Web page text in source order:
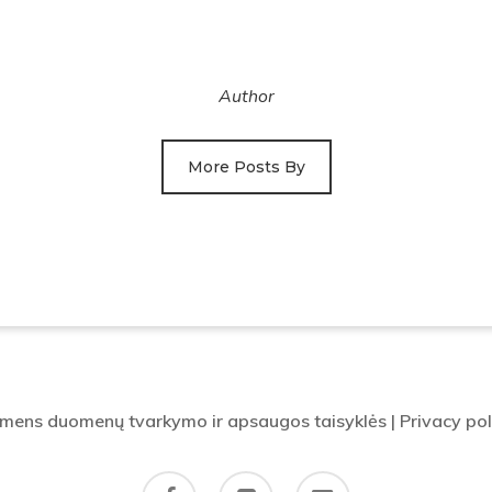
Author
More Posts By
duomenų tvarkymo ir apsaugos taisyklės | Privacy
facebook flickr email